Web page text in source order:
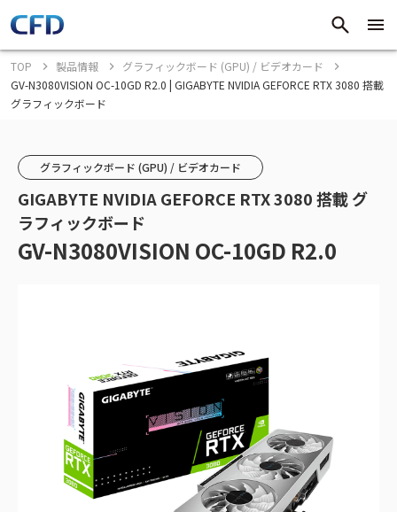
TOP 製品情報
グラフィックボード (GPU) / ビデオカード
GV-N3080VISION OC-10GD R2.0 | GIGABYTE NVIDIA GEFORCE RTX 3080 搭載
グラフィックボード
グラフィックボード (GPU) / ビデオカード
GIGABYTE NVIDIA GEFORCE RTX 3080 搭載 グ
ラフィックボード
GV-N3080VISION OC-10GD R2.0